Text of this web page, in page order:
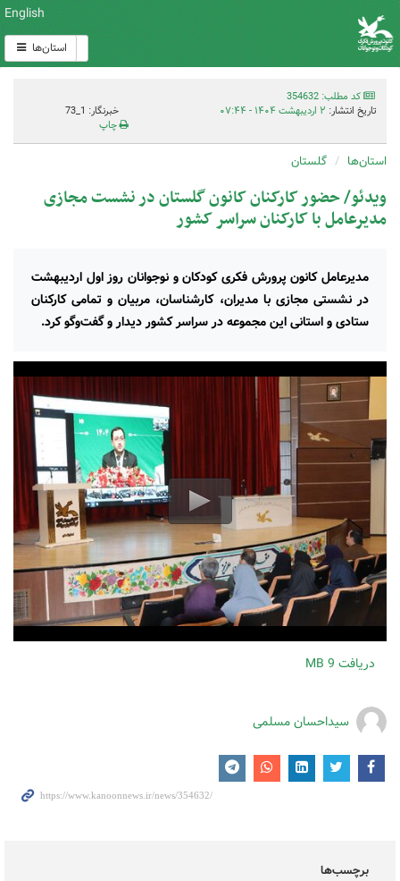
English
استان‌ها
کد مطلب: 354632
تاریخ انتشار: ۲ اردیبهشت ۱۴۰۴ - ۰۷:۴۴
خبرنگار: 1_73
چاپ
استان‌ها گلستان
ویدئو/ حضور کارکنان کانون گلستان در نشست مجازی
مدیرعامل با کارکنان سراسر کشور
مدیرعامل کانون پرورش فکری کودکان و نوجوانان روز اول اردیبهشت
در نشستی مجازی با مدیران، کارشناسان، مربیان و تمامی کارکنان
ستادی و استانی این مجموعه در سراسر کشور دیدار و گفت‌وگو کرد.
دریافت 9 MB
سیداحسان مسلمی
برچسب‌ها